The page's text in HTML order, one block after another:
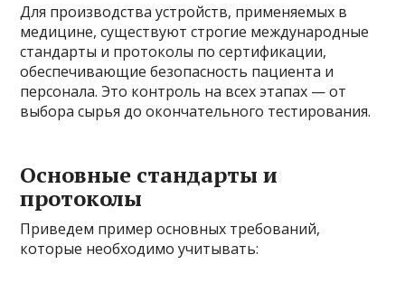
Для производства устройств, применяемых в
медицине, существуют строгие международные
стандарты и протоколы по сертификации,
обеспечивающие безопасность пациента и
персонала. Это контроль на всех этапах — от
выбора сырья до окончательного тестирования.
Основные стандарты и
протоколы
Приведем пример основных требований,
которые необходимо учитывать: